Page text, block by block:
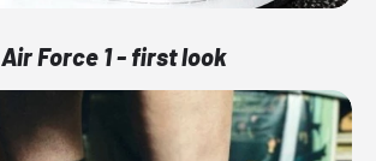
Force 1 - first look